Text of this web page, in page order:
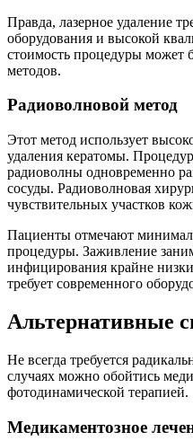
Правда, лазерное удаление
оборудования и высокой
стоимость процедуры может
методов.
Радиоволновой метод
Этот метод использует
удаления кератомы.
радиоволны одновременно
сосуды. Радиоволновая
чувствительных участков
Пациенты отмечают
процедуры. Заживление
инфицирования крайне
требует современного
Альтернативные
Не всегда требуется
случаях можно обойтись
фотодинамической терапией.
Медикаментозное